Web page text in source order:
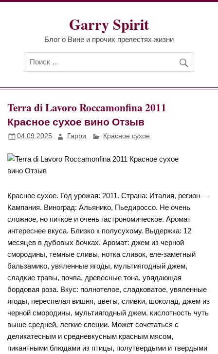
Перейти
Garry Spirit
Блог о Вине и прочих прелестях жизни
Terra di Lavoro Roccamonfina 2011
Красное сухое вино Отзыв
04.09.2025 Гарри Красное сухое
Красное сухое. Год урожая: 2011. Страна: Италия, регион —
Кампания. Виноград: Альянико, Пьедироссо. Не очень
сложное, но питкое и очень гастрономическое. Аромат
интереснее вкуса. Близко к полусухому. Выдержка: 12
месяцев в дубовых бочках. Аромат: джем из черной
смородины, темные сливы, нотка сливок, еле-заметный
бальзамико, увяленные ягоды, мультиягодный джем,
сладкие травы, почва, древесные тона, увядающая
бордовая роза. Вкус: полнотелое, сладковатое, увяленные
ягоды, переспелая вишня, цветы, сливки, шоколад, джем из
черной смородины, мультиягодный джем, кислотность чуть
выше средней, легкие специи. Может сочетаться с
деликатесным и средневкусным красным мясом,
пикантными блюдами из птицы, полутвердыми и твердыми